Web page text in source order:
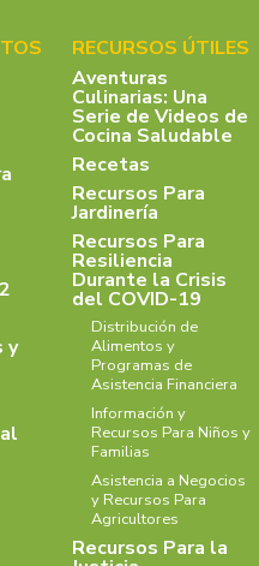
y
RECURSOS ÚTILES
Aventuras
Culinarias: Una
Serie de Videos de
Cocina Saludable
Recetas
Recursos Para
Jardinería
Recursos Para
Resiliencia
Durante la Crisis
del COVID-19
Distribución de
Alimentos y
Programas de
Asistencia Financiera
Información y
Recursos Para Niños y
Familias
Asistencia a Negocios
y Recursos Para
Agricultores
Recursos Para la